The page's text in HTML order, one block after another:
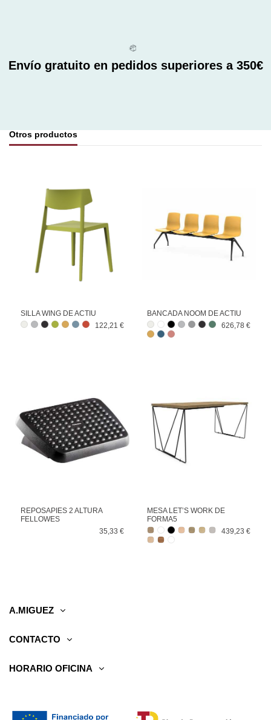
Envío gratuito en pedidos superiores a 350€
Otros productos
SILLA WING DE ACTIU
122,21 €
BANCADA NOOM DE ACTIU
626,78 €
REPOSAPIES 2 ALTURA
FELLOWES
35,33 €
MESA LET’S WORK DE
FORMA5
439,23 €
A.MIGUEZ
CONTACTO
HORARIO OFICINA